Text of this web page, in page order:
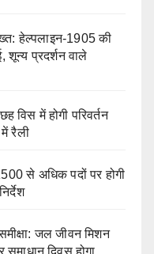
हेल्पलाइन-1905 की
शून्य प्रदर्शन वाले
में होगी परिवर्तन
रैली
से अधिक पदों पर होगी
जल जीवन मिशन